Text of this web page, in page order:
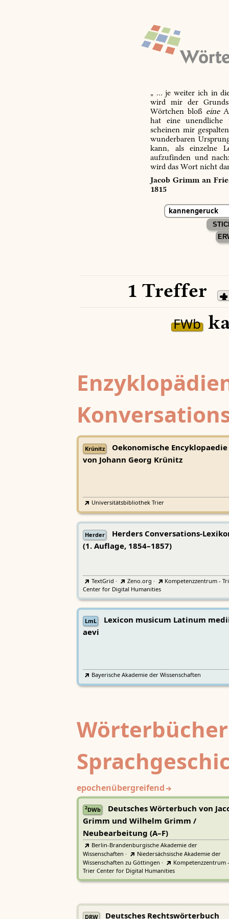
„ … je weiter ich in
wird mir der
Wörtchen bloß eine
hat eine unendliche
scheinen mir
wunderbaren
kann, als einzelne
aufzufinden und
wird das Wort nicht
Jacob Grimm an
1815
1 Treffer
FWb
Krünitz
Oekonomische Encyklopaedie
von Johann Georg Krünitz
Universitätsbibliothek Trier
Herder
Herders Conversations-
(1. Auflage, 1854–1857)
TextGrid · Zeno.org ·
Kompetenzzentrum -
Center for Digital Humanities
LmL
Lexicon musicum Latinum
aevi
Bayerische Akademie der Wissenschaften
epochenübergreifend
2DWb
Deutsches Wörterbuch von
Grimm und Wilhelm Grimm /
Neubearbeitung (A–F)
Berlin-Brandenburgische Akademie der
Wissenschaften ·
Niedersächsische Akademie der
Wissenschaften zu Göttingen ·
Kompetenzzentrum -
Trier Center for Digital Humanities
DRW Deutsches Rechtswörterbuch